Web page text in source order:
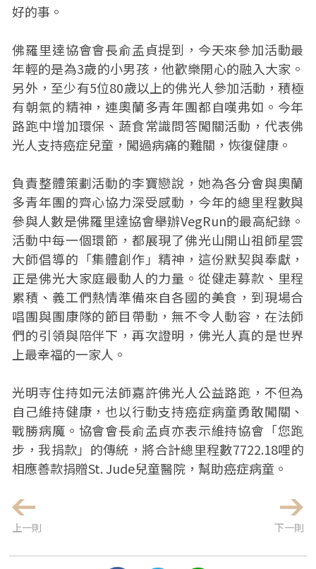
好的事。
佛羅里達協會會長俞孟貞提到，今天來參加活動最
年輕的是為3歲的小男孩，他歡樂開心的融入大家。
另外，至少有5位80歲以上的佛光人參加活動，積極
有朝氣的精神，連奧蘭多青年團都自嘆弗如。今年
路跑中增加環保、蔬食常識問答闖關活動，代表佛
光人支持癌症兒童，闖過病痛的難關，恢復健康。
負責整體策劃活動的李寶戀說，她為各分會與奧蘭
多青年團的齊心協力深受感動，今年的總里程數與
參與人數是佛羅里達協會舉辦VegRun的最高紀錄。
活動中每一個環節，都展現了佛光山開山祖師星雲
大師倡導的「集體創作」精神，這份默契與奉獻，
正是佛光大家庭最動人的力量。從健走募款、里程
累積、義工們熱情準備來自各國的美食，到現場合
唱團與團康隊的節目帶動，無不令人動容，在法師
們的引領與陪伴下，再次證明，佛光人真的是世界
上最幸福的一家人。
光明寺住持如元法師嘉許佛光人公益路跑，不但為
自己維持健康，也以行動支持癌症病童勇敢闖關、
戰勝病魔。協會會長俞孟貞亦表示維持協會「您跑
步，我捐款」的傳統，將合計總里程數7722.18哩的
相應善款捐贈St. Jude兒童醫院，幫助癌症病童。
上一則 下一則